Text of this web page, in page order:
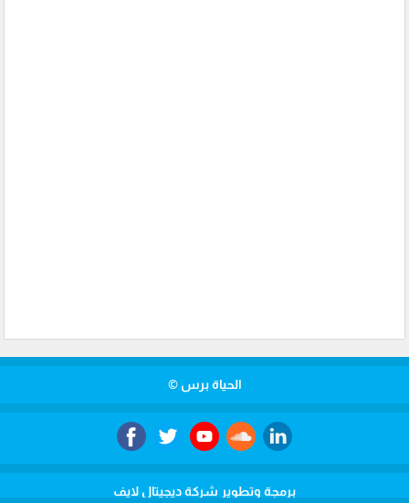
الحياة برس ©
برمجة وتطوير شركة ديجيتال لايف